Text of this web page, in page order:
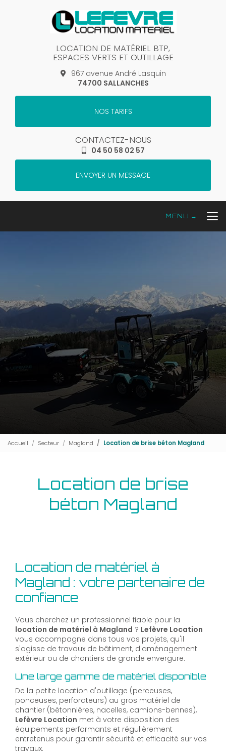
LOCATION DE MATÉRIEL BTP,
ESPACES VERTS ET OUTILLAGE
967 avenue André Lasquin
74700 SALLANCHES
NOS TARIFS
CONTACTEZ-NOUS
04 50 58 02 57
ENVOYER UN MESSAGE
Accueil Secteur Magland Location de brise béton Magland
Location de brise
béton Magland
Location de matériel à
Magland : votre partenaire de
confiance
Vous cherchez un professionnel fiable pour la
location de matériel à Magland ? Lefèvre Location
vous accompagne dans tous vos projets, qu'il
s'agisse de travaux de bâtiment, d'aménagement
extérieur ou de chantiers de grande envergure.
Une large gamme de matériel disponible
De la petite location d'outillage (perceuses,
ponceuses, perforateurs) au gros matériel de
chantier (bétonnières, nacelles, camions-bennes),
Lefèvre Location met à votre disposition des
équipements performants et régulièrement
entretenus pour garantir sécurité et efficacité sur vos
travaux.